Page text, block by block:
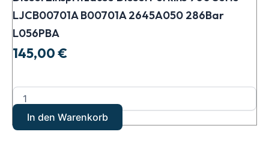
LJCB00701A B00701A 2645A050 286Bar
L056PBA
145,00€
Serie
LJCB00701A
B00701A
286Bar
In den Warenkorb